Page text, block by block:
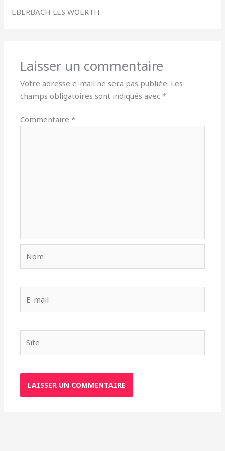
EBERBACH LES WOERTH
Laisser un commentaire
Votre adresse e-mail ne sera pas publiée. Les
champs obligatoires sont indiqués avec*
Commentaire*
mail